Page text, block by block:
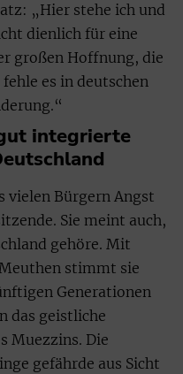
„Hier stehe ich und
dienlich für eine
großen Hoffnung, die
es in deutschen
integrierte
vielen Bürgern Angst
Sie meint auch,
gehöre. Mit
stimmt sie
Generationen
das geistliche
Muezzins. Die
gefährde aus Sicht